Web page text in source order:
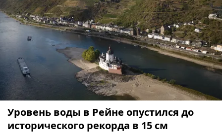
Уровень воды в Рейне опустился до
исторического рекорда в 15 см